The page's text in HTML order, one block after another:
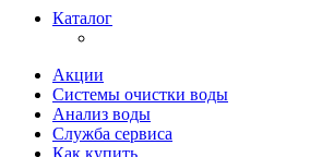
Каталог
Акции
Системы очистки воды
Анализ воды
Служба сервиса
Как купить